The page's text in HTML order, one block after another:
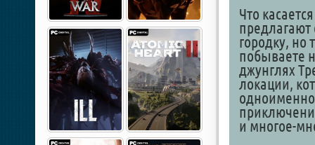
Что
предлагают
городку,
побываете
джунглях
локации,
и многое-